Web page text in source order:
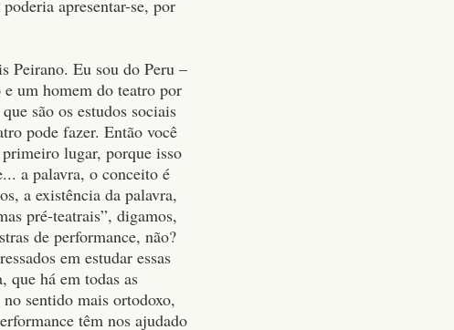
apresentar-se, por
Peirano. Eu sou do Peru –
um homem do teatro por
são os estudos sociais
pode fazer. Então você
lugar, porque isso
a palavra, o conceito é
a existência da palavra,
pré-teatrais”, digamos,
de performance, não?
em estudar essas
que há em todas as
sentido mais ortodoxo,
têm nos ajudado